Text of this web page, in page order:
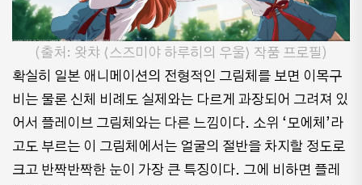
(출처: 왓챠 ⟨스즈미야 하루히의 우울⟩ 작품 프로필)
확실히 일본 애니메이션의 전형적인 그림체를 보면 이목구
비는 물론 신체 비례도 실제와는 다르게 과장되어 그려져 있
어서 플레이브 그림체와는 다른 느낌이다. 소위 ‘모에체’라
고도 부르는 이 그림체에서는 얼굴의 절반을 차지할 정도로
크고 반짝반짝한 눈이 가장 큰 특징이다. 그에 비하면 플레